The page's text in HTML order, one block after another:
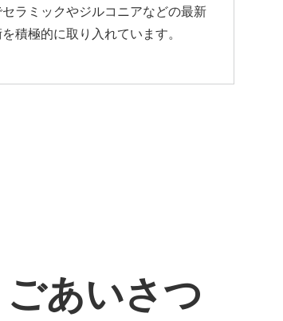
セラミックやジルコニアなどの最新
積極的に取り入れています。
ごあいさつ